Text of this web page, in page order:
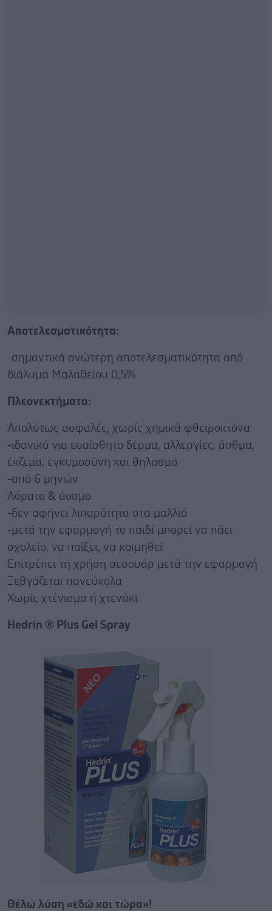
Αποτελεσματικότητα:
-σημαντικά ανώτερη αποτελεσματικότητα από
διάλυμα Μαλαθείου 0,5%
Πλεονεκτήματα:
Απολύτως ασφαλές, χωρίς χημικά φθειροκτόνα
-ιδανικό για ευαίσθητο δέρμα, αλλεργίες, άσθμα,
έκζεμα, εγκυμοσύνη και θηλασμό
-από 6 μηνών
Αόρατο & άοσμο
-δεν αφήνει λιπαρότητα στα μαλλιά
-μετά την εφαρμογή το παιδί μπορεί να πάει
σχολείο, να παίξει, να κοιμηθεί
Επιτρέπει τη χρήση σεσουάρ μετά την εφαρμογή
Ξεβγάζεται πανεύκολα
Χωρίς χτένισμα ή χτενάκι
Hedrin ® Plus Gel Spray
Θέλω λύση «εδώ και τώρα»!